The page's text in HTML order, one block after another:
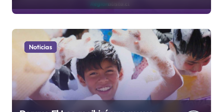
“Ley Mordaza 2.0”
Noticias